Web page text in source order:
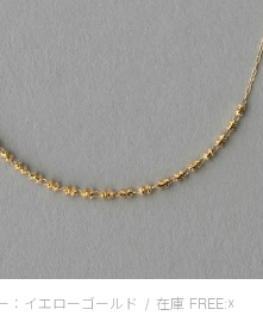
：イエローゴールド / 在庫 FREE:☓